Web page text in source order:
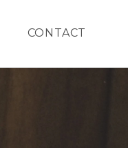
CONTACT